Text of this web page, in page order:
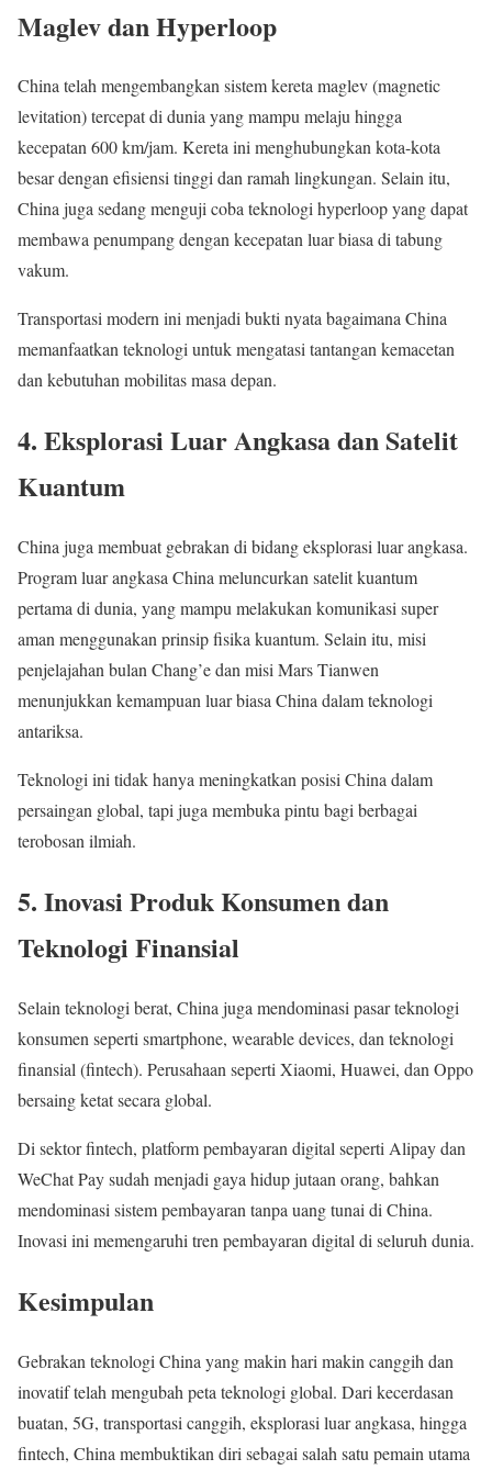
Maglev dan Hyperloop
China telah mengembangkan sistem kereta maglev (magnetic
levitation) tercepat di dunia yang mampu melaju hingga
kecepatan 600 km/jam. Kereta ini menghubungkan kota-kota
besar dengan efisiensi tinggi dan ramah lingkungan. Selain itu,
China juga sedang menguji coba teknologi hyperloop yang dapat
membawa penumpang dengan kecepatan luar biasa di tabung
vakum.
Transportasi modern ini menjadi bukti nyata bagaimana China
memanfaatkan teknologi untuk mengatasi tantangan kemacetan
dan kebutuhan mobilitas masa depan.
4. Eksplorasi Luar Angkasa dan Satelit
Kuantum
China juga membuat gebrakan di bidang eksplorasi luar angkasa.
Program luar angkasa China meluncurkan satelit kuantum
pertama di dunia, yang mampu melakukan komunikasi super
aman menggunakan prinsip fisika kuantum. Selain itu, misi
penjelajahan bulan Chang’e dan misi Mars Tianwen
menunjukkan kemampuan luar biasa China dalam teknologi
antariksa.
Teknologi ini tidak hanya meningkatkan posisi China dalam
persaingan global, tapi juga membuka pintu bagi berbagai
terobosan ilmiah.
5. Inovasi Produk Konsumen dan
Teknologi Finansial
Selain teknologi berat, China juga mendominasi pasar teknologi
konsumen seperti smartphone, wearable devices, dan teknologi
finansial (fintech). Perusahaan seperti Xiaomi, Huawei, dan Oppo
bersaing ketat secara global.
Di sektor fintech, platform pembayaran digital seperti Alipay dan
WeChat Pay sudah menjadi gaya hidup jutaan orang, bahkan
mendominasi sistem pembayaran tanpa uang tunai di China.
Inovasi ini memengaruhi tren pembayaran digital di seluruh dunia.
Kesimpulan
Gebrakan teknologi China yang makin hari makin canggih dan
inovatif telah mengubah peta teknologi global. Dari kecerdasan
buatan, 5G, transportasi canggih, eksplorasi luar angkasa, hingga
fintech, China membuktikan diri sebagai salah satu pemain utama